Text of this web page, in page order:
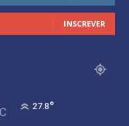
INSCREVER
C 27.8°